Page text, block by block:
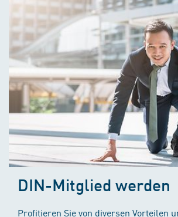
DIN-Mitglied werden
Profitieren Sie von diversen Vorteilen